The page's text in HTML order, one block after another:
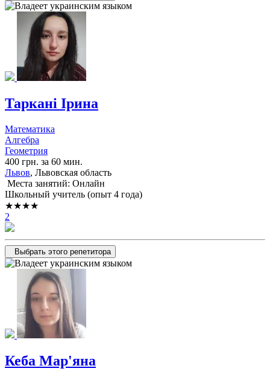
Таркані Ірина
Математика
Алгебра
Геометрия
400 грн. за 60 мин.
Львов, Львовская область
Места занятий: Онлайн
Школьный учитель (опыт 4 года)
★★★★
2
Выбрать этого репетитора
Кеба Мар'яна